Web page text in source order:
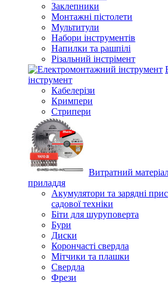
Заклепники
Монтажні пістолети
Мультитули
Набори інструментів
Напилки та рашпілі
Різальний інстрімент
інструмент
Кабелерізи
Кримпери
Стрипери
Витратний
приладдя
Акумулятори та зарядні
садової техніки
Біти для шуруповерта
Бури
Диски
Корончасті свердла
Мітчики та плашки
Свердла
Фрези